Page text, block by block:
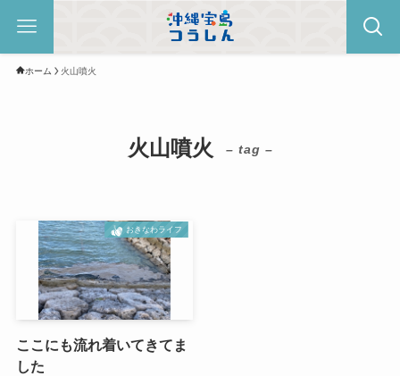
ホーム 火山噴火
火山噴火 – tag –
おきなわライフ
ここにも流れ着いてきてま
した